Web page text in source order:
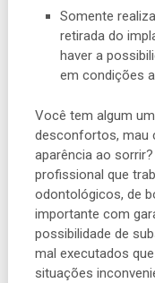
Somente
retirada do
haver a
em condições
Você tem algum
desconfortos, mau
aparência ao
profissional que
odontológicos, de
importante com
possibilidade de
mal executados
situações